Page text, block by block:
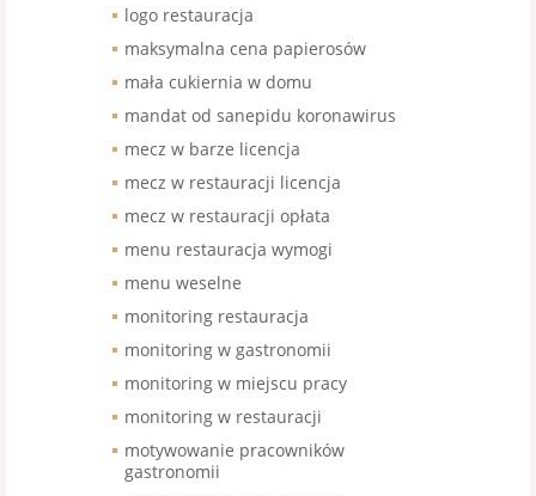
logo restauracja
maksymalna cena papierosów
mała cukiernia w domu
mandat od sanepidu koronawirus
mecz w barze licencja
mecz w restauracji licencja
mecz w restauracji opłata
menu restauracja wymogi
menu weselne
monitoring restauracja
monitoring w gastronomii
monitoring w miejscu pracy
monitoring w restauracji
motywowanie pracowników
gastronomii